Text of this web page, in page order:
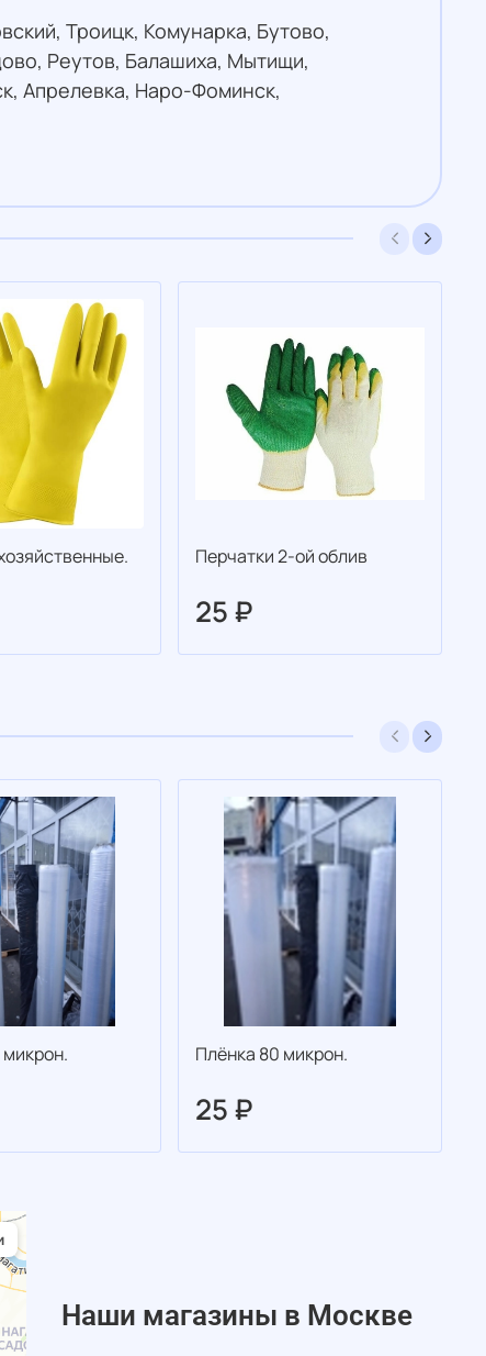
Троицк, Комунарка, Бутово,
Реутов, Балашиха, Мытищи,
Апрелевка, Наро-Фоминск,
Перчатки 2-ой облив
25 ₽
Плёнка 80 микрон.
25 ₽
Наши магазины в Москве